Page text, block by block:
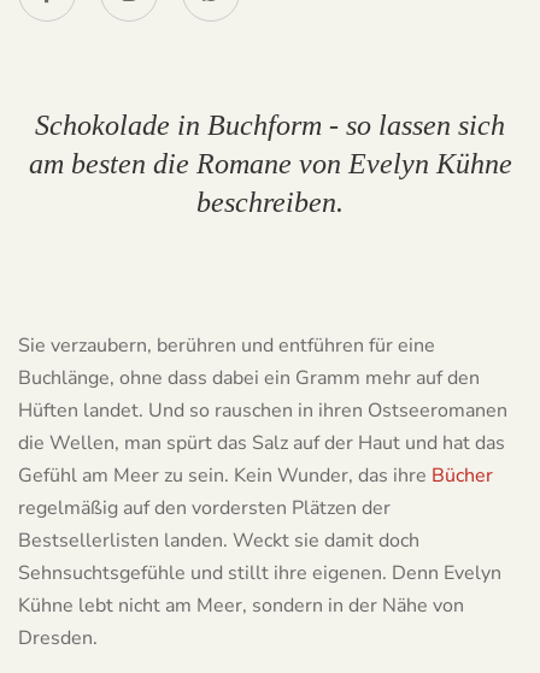
Schokolade in Buchform - so lassen sich
am besten die Romane von Evelyn Kühne
beschreiben.
Sie verzaubern, berühren und entführen für eine
Buchlänge, ohne dass dabei ein Gramm mehr auf den
Hüften landet. Und so rauschen in ihren Ostseeromanen
die Wellen, man spürt das Salz auf der Haut und hat das
Gefühl am Meer zu sein. Kein Wunder, das ihre Bücher
regelmäßig auf den vordersten Plätzen der
Bestsellerlisten landen. Weckt sie damit doch
Sehnsuchtsgefühle und stillt ihre eigenen. Denn Evelyn
Kühne lebt nicht am Meer, sondern in der Nähe von
Dresden.